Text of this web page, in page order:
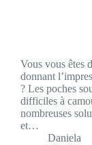
Vous vous êtes
donnant
? Les poches
difficiles à
nombreuses
et…
Daniela